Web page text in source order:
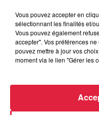
Vous pouvez accepter en
sélectionnant les finalités et/
Vous pouvez également
accepter". Vos préférences
pouvez mettre à jour vos
moment via le lien "Gérer les